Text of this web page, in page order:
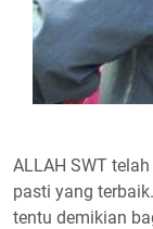
ALLAH SWT
pasti yang
tentu demikian